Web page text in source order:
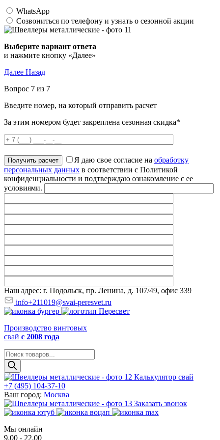
WhatsApp
Созвониться по телефону и узнать о сезонной акции
Выберите вариант ответа
и нажмите кнопку «Далее»
Далее Назад
Вопрос 7 из 7
Введите номер, на который отправить расчет
За этим номером будет закреплена сезонная скидка*
Я даю свое согласие на обработку
персональных данных в соответствии с Политикой
конфиденциальности и подтверждаю ознакомление с ее
условиями.
Наш адрес: г. Подольск, пр. Ленина, д. 107/49, офис 339
info+211019@svai-peresvet.ru
Производство винтовых
свай с 2008 года
Поиск
товаров
Калькулятор свай
+7 (495) 104-37-10
Ваш город: Москва
Заказать звонок
Мы онлайн
9.00 - 22.00